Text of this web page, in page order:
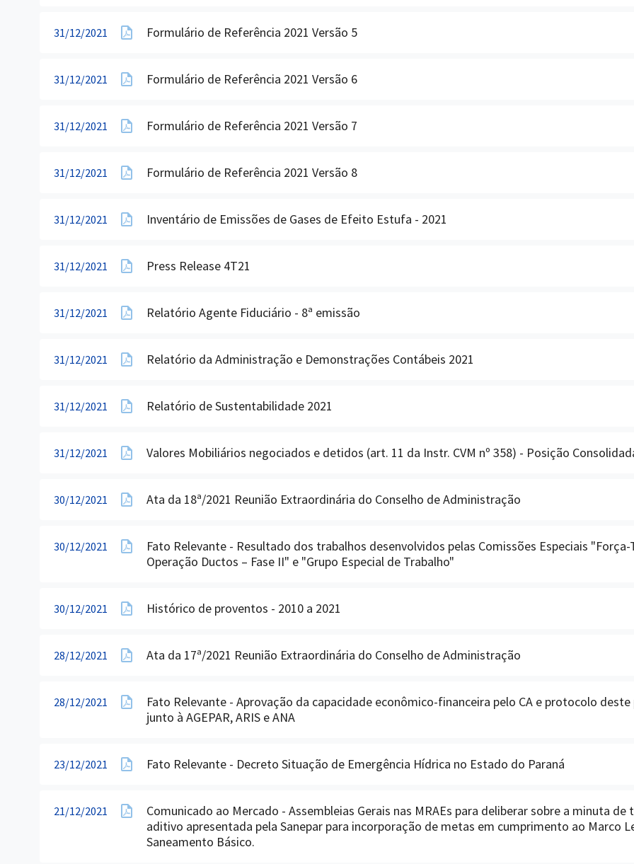
31/12/2021 Formulário de Referência 2021 Versão 5
31/12/2021 Formulário de Referência 2021 Versão 6
31/12/2021 Formulário de Referência 2021 Versão 7
31/12/2021 Formulário de Referência 2021 Versão 8
31/12/2021 Inventário de Emissões de Gases de Efeito Estufa - 2021
31/12/2021 Press Release 4T21
31/12/2021 Relatório Agente Fiduciário - 8ª emissão
31/12/2021 Relatório da Administração e Demonstrações Contábeis 2021
31/12/2021 Relatório de Sustentabilidade 2021
31/12/2021 Valores Mobiliários negociados e detidos (art. 11 da Instr. CVM nº 358) - Posição
30/12/2021 Ata da 18ª/2021 Reunião Extraordinária do Conselho de Administração
30/12/2021
Fato Relevante - Resultado dos trabalhos desenvolvidos pelas Comissões Especiais "Força-
Operação Ductos – Fase II" e "Grupo Especial de Trabalho"
30/12/2021 Histórico de proventos - 2010 a 2021
28/12/2021 Ata da 17ª/2021 Reunião Extraordinária do Conselho de Administração
28/12/2021
Fato Relevante - Aprovação da capacidade econômico-financeira pelo CA e protocolo deste
junto à AGEPAR, ARIS e ANA
23/12/2021 Fato Relevante - Decreto Situação de Emergência Hídrica no Estado do Paraná
21/12/2021
Comunicado ao Mercado - Assembleias Gerais nas MRAEs para deliberar sobre a minuta de
aditivo apresentada pela Sanepar para incorporação de metas em cumprimento ao Marco
Saneamento Básico.